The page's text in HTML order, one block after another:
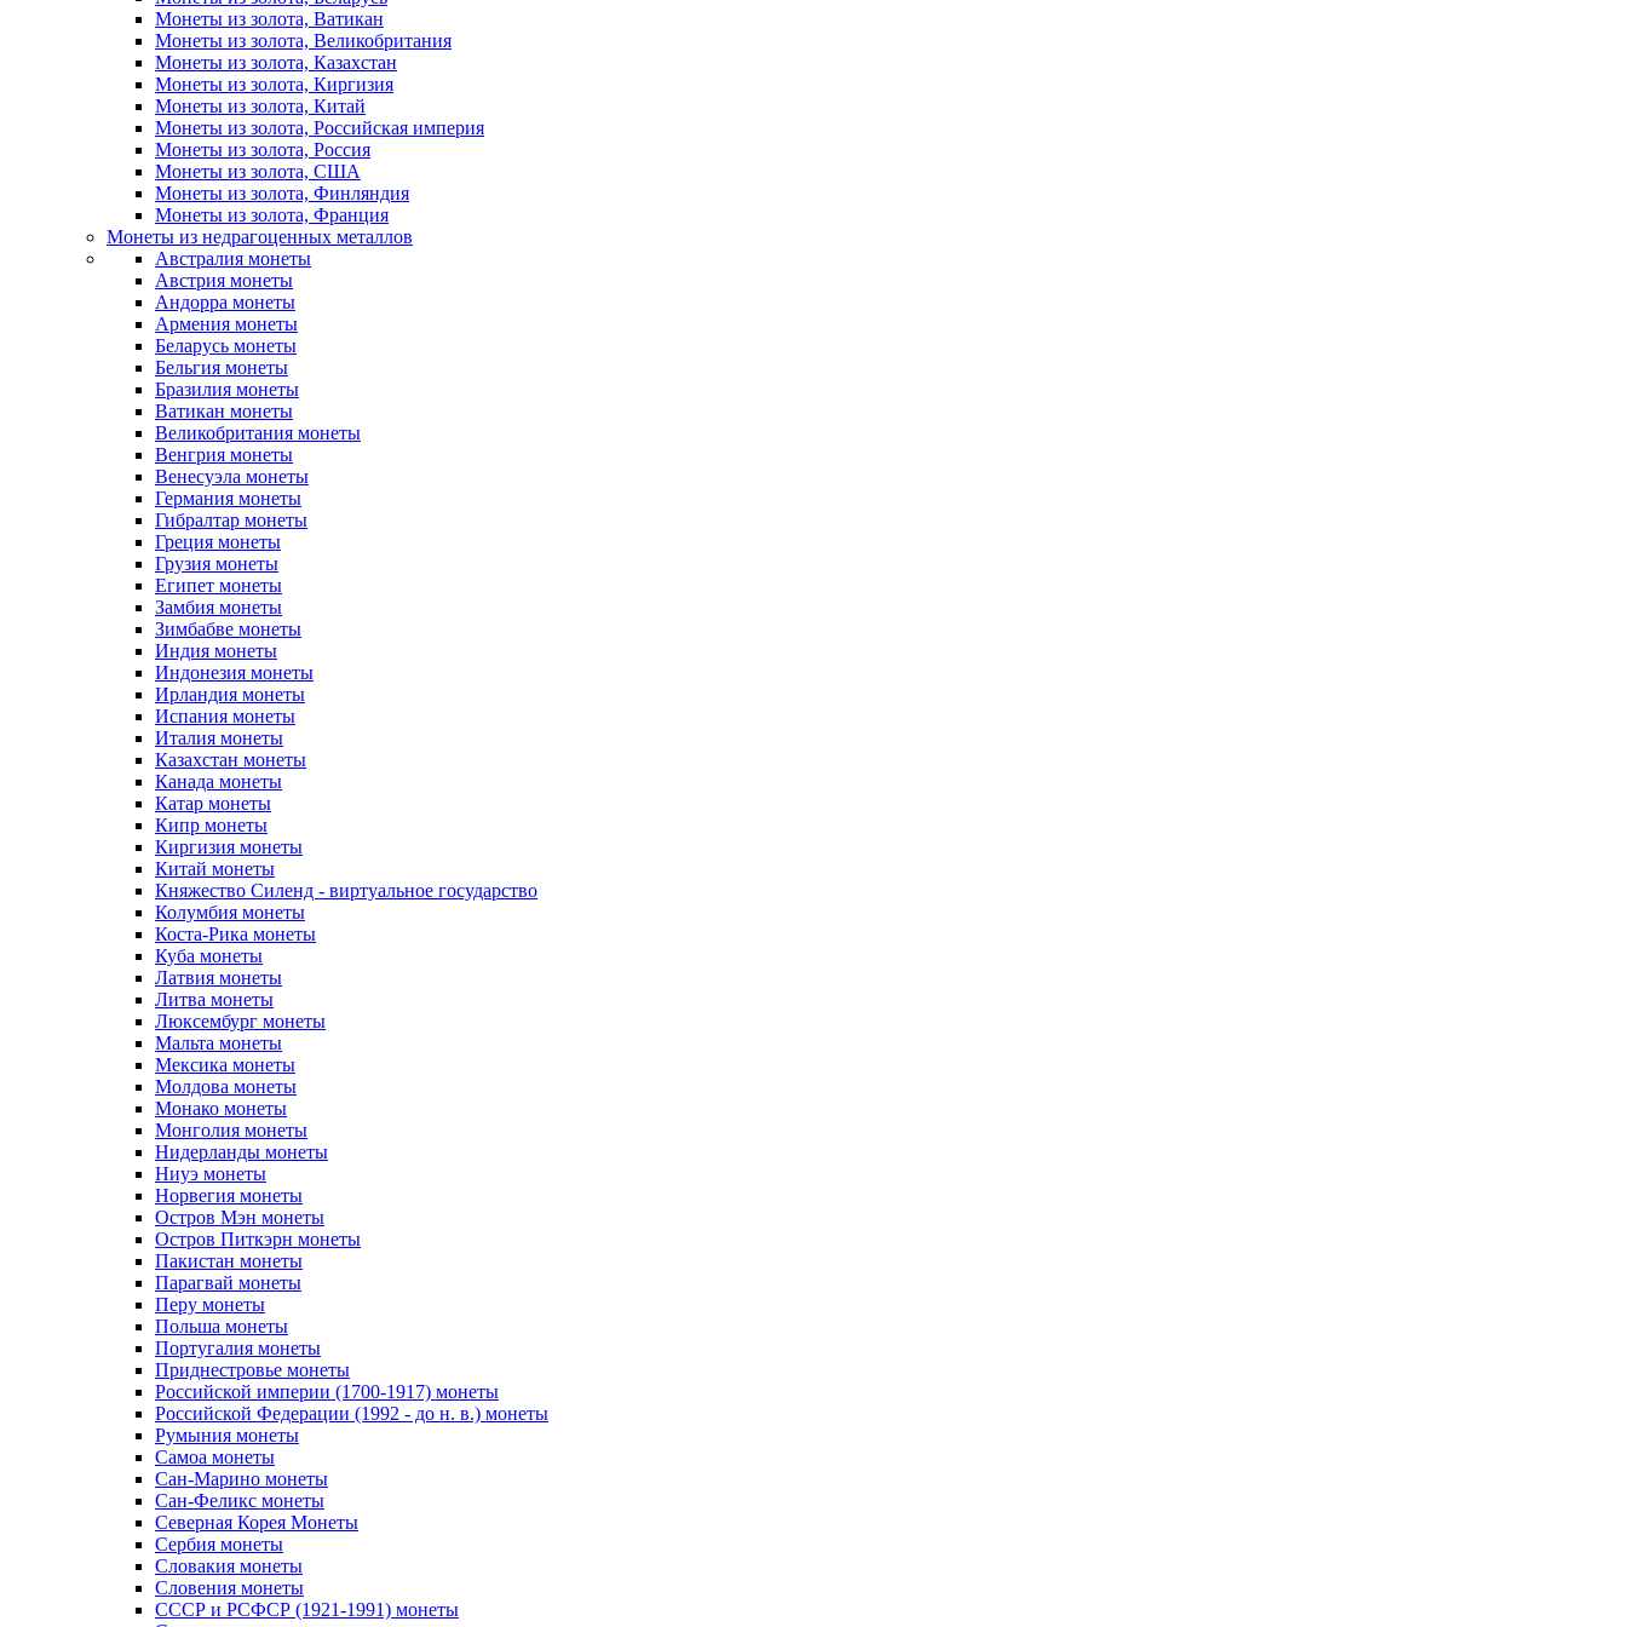
Монеты из золота, Ватикан
Монеты из золота, Великобритания
Монеты из золота, Казахстан
Монеты из золота, Киргизия
Монеты из золота, Китай
Монеты из золота, Российская империя
Монеты из золота, Россия
Монеты из золота, США
Монеты из золота, Финляндия
Монеты из золота, Франция
Монеты из недрагоценных металлов
Австралия монеты
Австрия монеты
Андорра монеты
Армения монеты
Беларусь монеты
Бельгия монеты
Бразилия монеты
Ватикан монеты
Великобритания монеты
Венгрия монеты
Венесуэла монеты
Германия монеты
Гибралтар монеты
Греция монеты
Грузия монеты
Египет монеты
Замбия монеты
Зимбабве монеты
Индия монеты
Индонезия монеты
Ирландия монеты
Испания монеты
Италия монеты
Казахстан монеты
Канада монеты
Катар монеты
Кипр монеты
Киргизия монеты
Китай монеты
Княжество Силенд - виртуальное государство
Колумбия монеты
Коста-Рика монеты
Куба монеты
Латвия монеты
Литва монеты
Люксембург монеты
Мальта монеты
Мексика монеты
Молдова монеты
Монако монеты
Монголия монеты
Нидерланды монеты
Ниуэ монеты
Норвегия монеты
Остров Мэн монеты
Остров Питкэрн монеты
Пакистан монеты
Парагвай монеты
Перу монеты
Польша монеты
Португалия монеты
Приднестровье монеты
Российской империи (1700-1917) монеты
Российской Федерации (1992 - до н. в.) монеты
Румыния монеты
Самоа монеты
Сан-Марино монеты
Сан-Феликс монеты
Северная Корея Монеты
Сербия монеты
Словакия монеты
Словения монеты
СССР и РСФСР (1921-1991) монеты